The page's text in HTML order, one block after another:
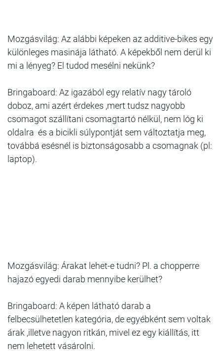
Mozgásvilág: Az alábbi képeken az additive-bikes egy
különleges masinája látható. A képekből nem derül ki
mi a lényeg? El tudod mesélni nekünk?
Bringaboard: Az igazából egy relatív nagy tároló
doboz, ami azért érdekes ,mert tudsz nagyobb
csomagot szállítani csomagtartó nélkül, nem lóg ki
oldalra és a bicikli súlypontját sem változtatja meg,
továbbá esésnél is biztonságosabb a csomagnak (pl:
laptop).
Mozgásvilág: Árakat lehet-e tudni? Pl. a chopperre
hajazó egyedi darab mennyibe kerülhet?
Bringaboard: A képen látható darab a
felbecsülhetetlen kategória, de egyébként sem voltak
árak ,illetve nagyon ritkán, mivel ez egy kiállítás, itt
nem lehetett vásárolni.